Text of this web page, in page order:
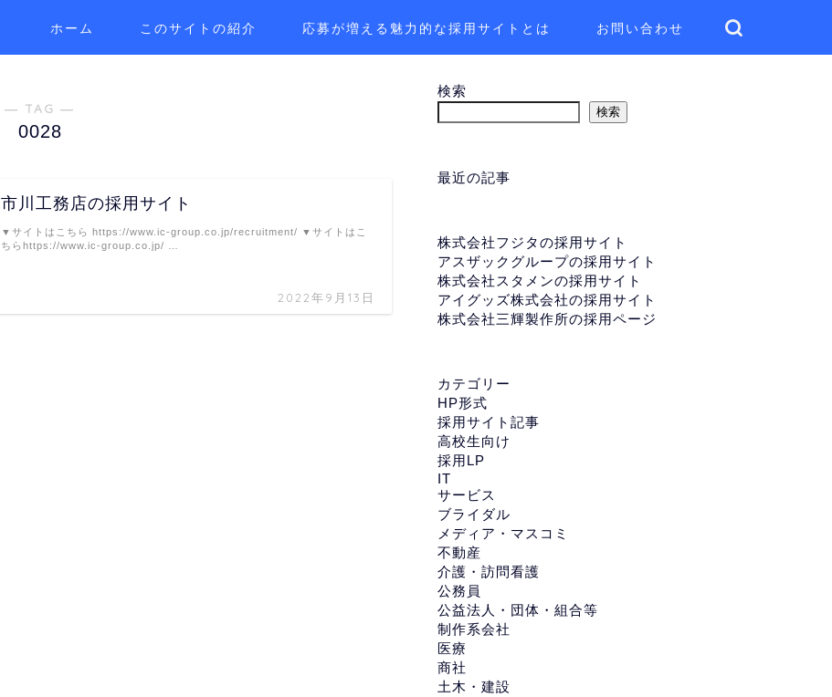
ホーム このサイトの紹介 応募が増える魅力的な採用サイトとは お問い合わせ
― TAG ―
0028
市川工務店の採用サイト
2022年9月13日
▼サイトはこちら https://www.ic-group.co.jp/recruitment/ ▼サイトはこ
ちらhttps://www.ic-group.co.jp/ …
検索
検索
最近の記事
株式会社フジタの採用サイト
アスザックグループの採用サイト
株式会社スタメンの採用サイト
アイグッズ株式会社の採用サイト
株式会社三輝製作所の採用ページ
カテゴリー
HP形式
採用サイト記事
高校生向け
採用LP
IT
サービス
ブライダル
メディア・マスコミ
不動産
介護・訪問看護
公務員
公益法人・団体・組合等
制作系会社
医療
商社
土木・建設